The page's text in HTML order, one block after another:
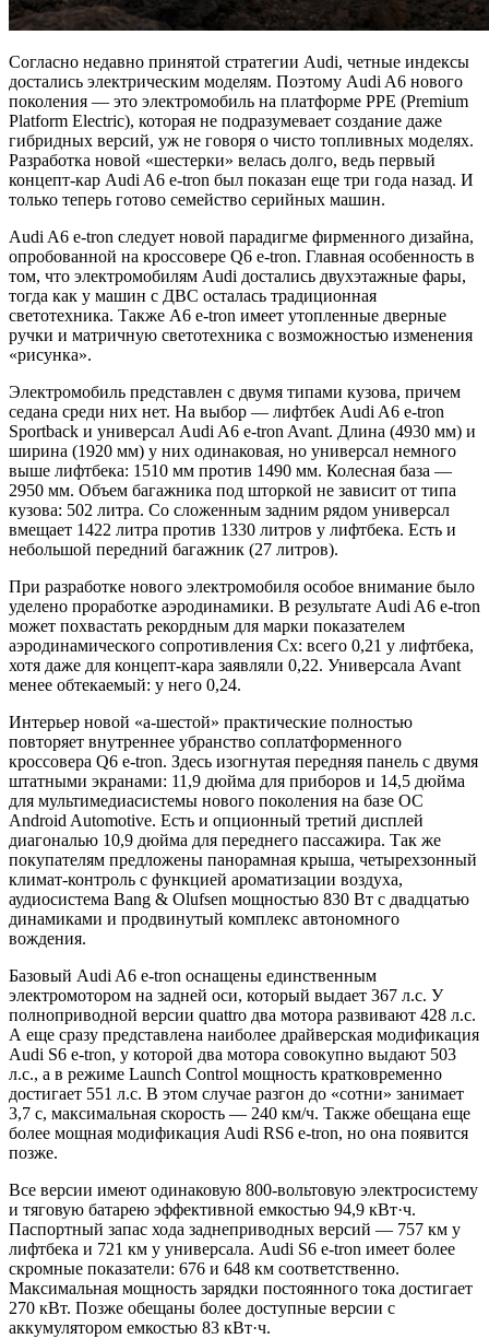
Согласно недавно принятой стратегии Audi, четные индексы
достались электрическим моделям. Поэтому Audi A6 нового
поколения — это электромобиль на платформе PPE (Premium
Platform Electric), которая не подразумевает создание даже
гибридных версий, уж не говоря о чисто топливных моделях.
Разработка новой «шестерки» велась долго, ведь первый
концепт-кар Audi A6 e-tron был показан еще три года назад. И
только теперь готово семейство серийных машин.
Audi A6 e-tron следует новой парадигме фирменного дизайна,
опробованной на кроссовере Q6 e-tron. Главная особенность в
том, что электромобилям Audi достались двухэтажные фары,
тогда как у машин с ДВС осталась традиционная
светотехника. Также A6 e-tron имеет утопленные дверные
ручки и матричную светотехника с возможностью изменения
«рисунка».
Электромобиль представлен с двумя типами кузова, причем
седана среди них нет. На выбор — лифтбек Audi A6 e-tron
Sportback и универсал Audi A6 e-tron Avant. Длина (4930 мм) и
ширина (1920 мм) у них одинаковая, но универсал немного
выше лифтбека: 1510 мм против 1490 мм. Колесная база —
2950 мм. Объем багажника под шторкой не зависит от типа
кузова: 502 литра. Со сложенным задним рядом универсал
вмещает 1422 литра против 1330 литров у лифтбека. Есть и
небольшой передний багажник (27 литров).
При разработке нового электромобиля особое внимание было
уделено проработке аэродинамики. В результате Audi A6 e-tron
может похвастать рекордным для марки показателем
аэродинамического сопротивления Cx: всего 0,21 у лифтбека,
хотя даже для концепт-кара заявляли 0,22. Универсала Avant
менее обтекаемый: у него 0,24.
Интерьер новой «а-шестой» практические полностью
повторяет внутреннее убранство соплатформенного
кроссовера Q6 e-tron. Здесь изогнутая передняя панель с двумя
штатными экранами: 11,9 дюйма для приборов и 14,5 дюйма
для мультимедиасистемы нового поколения на базе ОС
Android Automotive. Есть и опционный третий дисплей
диагональю 10,9 дюйма для переднего пассажира. Так же
покупателям предложены панорамная крыша, четырехзонный
климат-контроль с функцией ароматизации воздуха,
аудиосистема Bang & Olufsen мощностью 830 Вт с двадцатью
динамиками и продвинутый комплекс автономного
вождения.
Базовый Audi A6 e-tron оснащены единственным
электромотором на задней оси, который выдает 367 л.с. У
полноприводной версии quattro два мотора развивают 428 л.с.
А еще сразу представлена наиболее драйверская модификация
Audi S6 e-tron, у которой два мотора совокупно выдают 503
л.с., а в режиме Launch Control мощность кратковременно
достигает 551 л.с. В этом случае разгон до «сотни» занимает
3,7 с, максимальная скорость — 240 км/ч. Также обещана еще
более мощная модификация Audi RS6 e-tron, но она появится
позже.
Все версии имеют одинаковую 800-вольтовую электросистему
и тяговую батарею эффективной емкостью 94,9 кВт·ч.
Паспортный запас хода заднеприводных версий — 757 км у
лифтбека и 721 км у универсала. Audi S6 e-tron имеет более
скромные показатели: 676 и 648 км соответственно.
Максимальная мощность зарядки постоянного тока достигает
270 кВт. Позже обещаны более доступные версии с
аккумулятором емкостью 83 кВт·ч.